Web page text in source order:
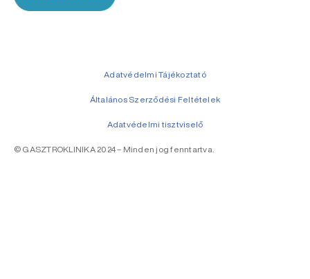
Adatvédelmi Tájékoztató
Általános Szerződési Feltételek
Adatvédelmi tisztviselő
© GASZTROKLINIKA 2024 – Minden jog fenntartva.